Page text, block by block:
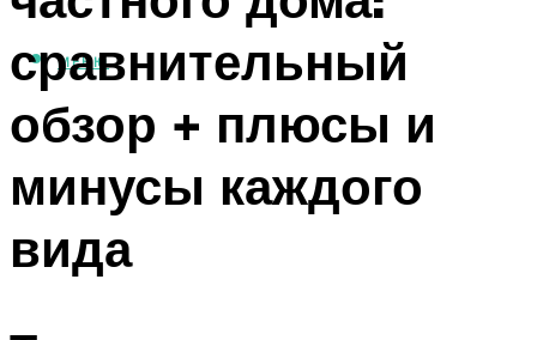
МЕНЮ
сравнительный
обзор + плюсы и
минусы каждого
вида